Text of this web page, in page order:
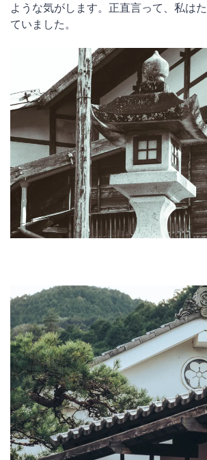
ような気がします。正直言って、私は
ていました。